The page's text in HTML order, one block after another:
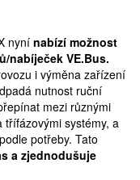
nyní nabízí možnost
nabíječek VE.Bus.
i výměna zařízení
nutnost ruční
mezi různými
systémy, a
podle potřeby. Tato
a zjednodušuje